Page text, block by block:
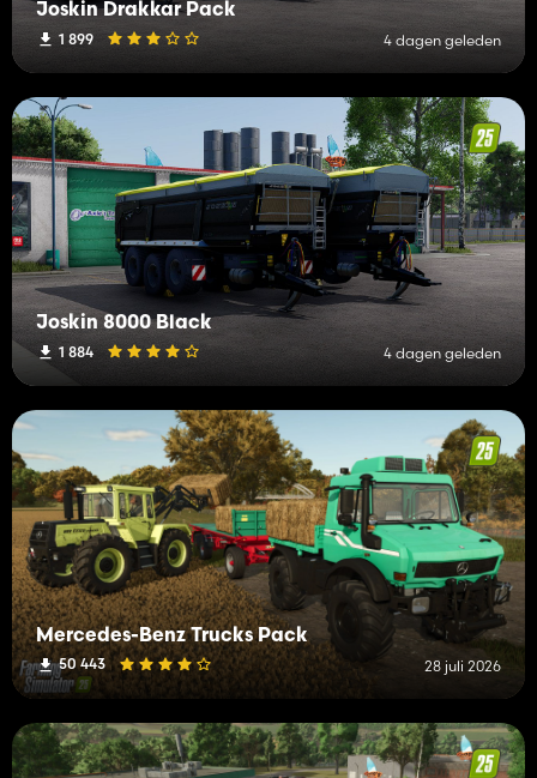
Joskin Drakkar Pack
1 899 4 dagen geleden
Joskin 8000 Black
1 884 4 dagen geleden
Mercedes-Benz Trucks Pack
50 443 28 juli 2026